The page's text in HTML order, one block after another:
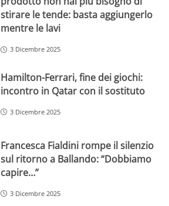
stirare le tende: basta aggiungerlo
mentre le lavi
3 Dicembre 2025
Hamilton-Ferrari, fine dei giochi:
incontro in Qatar con il sostituto
3 Dicembre 2025
Francesca Fialdini rompe il silenzio
sul ritorno a Ballando: “Dobbiamo
capire…”
3 Dicembre 2025